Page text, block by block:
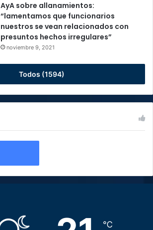
AyA sobre allanamientos:
“lamentamos que funcionarios
nuestros se vean relacionados con
presuntos hechos irregulares”
noviembre 9, 2021
Todos (1594)
℃